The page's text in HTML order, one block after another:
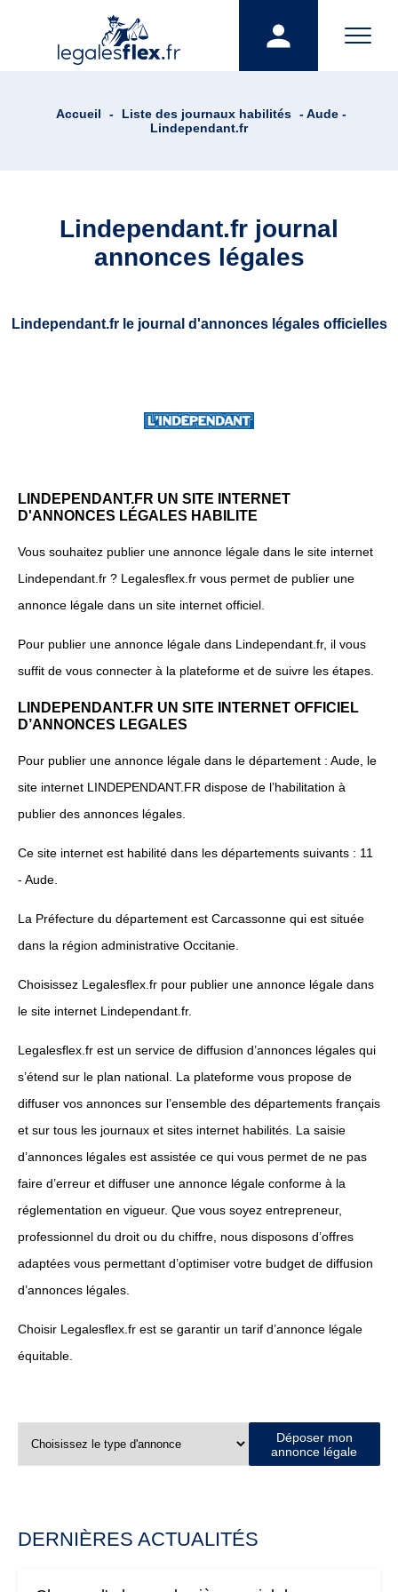
Accueil - Liste des journaux habilités - Aude -
Lindependant.fr
Lindependant.fr journal
annonces légales
Lindependant.fr le journal d'annonces légales officielles
LINDEPENDANT.FR UN SITE INTERNET
D'ANNONCES LÉGALES HABILITE
Vous souhaitez publier une annonce légale dans le site internet
Lindependant.fr ? Legalesflex.fr vous permet de publier une
annonce légale dans un site internet officiel.
Pour publier une annonce légale dans Lindependant.fr, il vous
suffit de vous connecter à la plateforme et de suivre les étapes.
LINDEPENDANT.FR UN SITE INTERNET OFFICIEL
D’ANNONCES LEGALES
Pour publier une annonce légale dans le département : Aude, le
site internet LINDEPENDANT.FR dispose de l’habilitation à
publier des annonces légales.
Ce site internet est habilité dans les départements suivants : 11
- Aude.
La Préfecture du département est Carcassonne qui est située
dans la région administrative Occitanie.
Choisissez Legalesflex.fr pour publier une annonce légale dans
le site internet Lindependant.fr.
Legalesflex.fr est un service de diffusion d’annonces légales qui
s’étend sur le plan national. La plateforme vous propose de
diffuser vos annonces sur l’ensemble des départements français
et sur tous les journaux et sites internet habilités. La saisie
d’annonces légales est assistée ce qui vous permet de ne pas
faire d’erreur et diffuser une annonce légale conforme à la
réglementation en vigueur. Que vous soyez entrepreneur,
professionnel du droit ou du chiffre, nous disposons d’offres
adaptées vous permettant d’optimiser votre budget de diffusion
d’annonces légales.
Choisir Legalesflex.fr est se garantir un tarif d’annonce légale
équitable.
Déposer mon
annonce légale
DERNIÈRES ACTUALITÉS